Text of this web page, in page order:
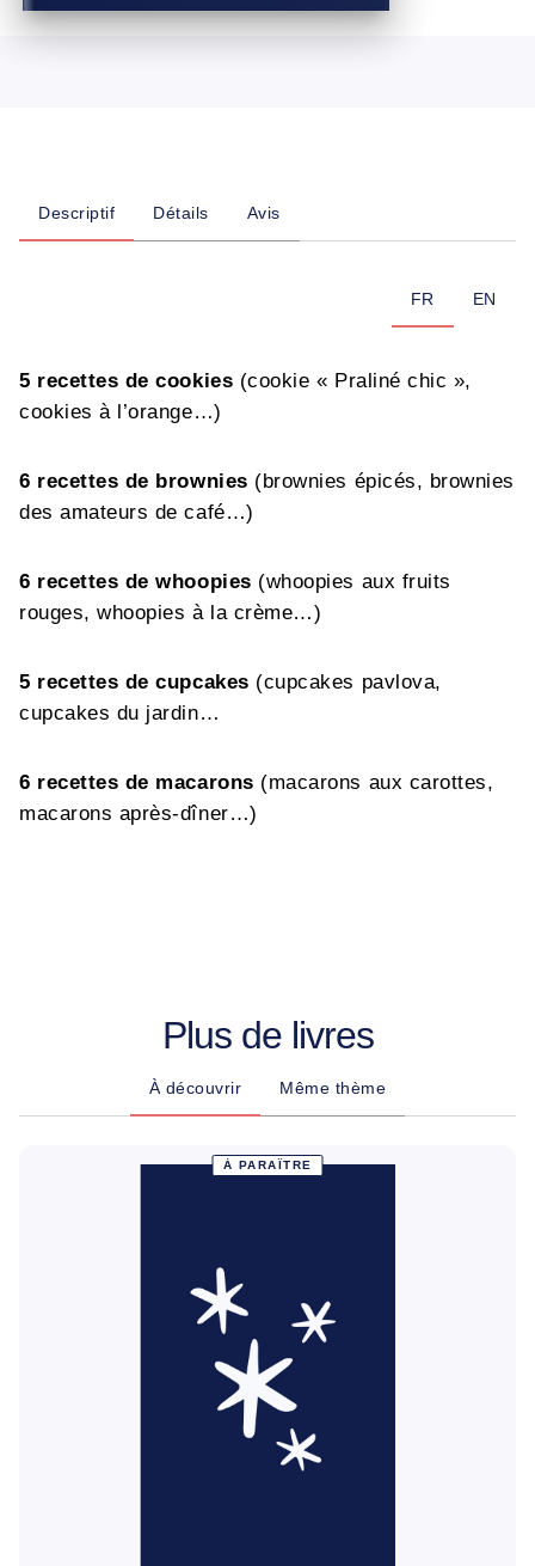
Descriptif Détails Avis
FR EN
5 recettes de cookies (cookie « Praliné chic »,
cookies à l’orange…)
6 recettes de brownies (brownies épicés, brownies
des amateurs de café…)
6 recettes de whoopies (whoopies aux fruits
rouges, whoopies à la crème…)
5 recettes de cupcakes (cupcakes pavlova,
cupcakes du jardin…
6 recettes de macarons (macarons aux carottes,
macarons après-dîner…)
Plus de livres
À découvrir Même thème
À PARAÎTRE